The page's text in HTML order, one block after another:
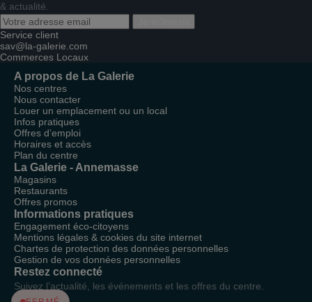
& actualité.
Service client
sav@la-galerie.com
Commerces Locaux
A propos de La Galerie
Nos centres
Nous contacter
Louer un emplacement ou un local
Infos pratiques
Offres d’emploi
Horaires et accès
Plan du centre
La Galerie - Annemasse
Magasins
Restaurants
Offres promos
Informations pratiques
Engagement éco-citoyens
Mentions légales & cookies du site internet
Chartes de protection des données personnelles
Gestion de vos données personnelles
Restez connecté
Suivez l’actualité, les événements et les offres du centre.